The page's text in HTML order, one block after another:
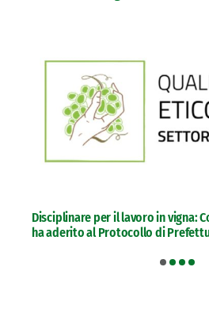
Disciplinare per il lavoro in vigna:
ha aderito al Protocollo di